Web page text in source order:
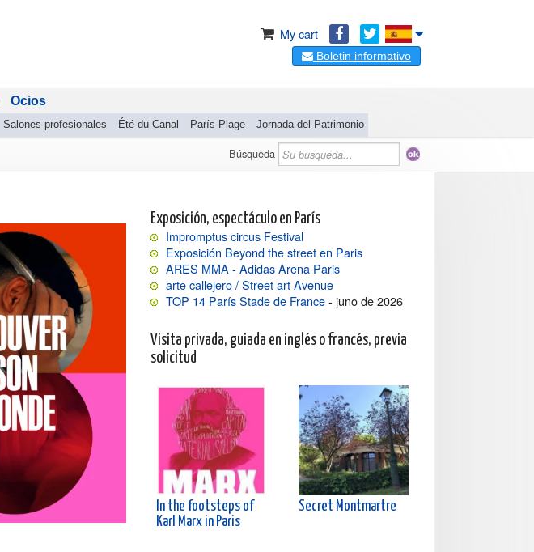
My cart
Boletin informativo
Salones profesionales Été du Canal París Plage Jornada del Patrimonio
Ocios
Búsqueda
Exposición, espectáculo en París
Impromptus circus Festival
Exposición Beyond the street en Paris
ARES MMA - Adidas Arena Paris
arte callejero / Street art Avenue
TOP 14 París Stade de France- juno de 2026
Visita privada, guiada en inglés o francés, previa
solicitud
In the footsteps of
Karl Marx in Paris
Secret Montmartre